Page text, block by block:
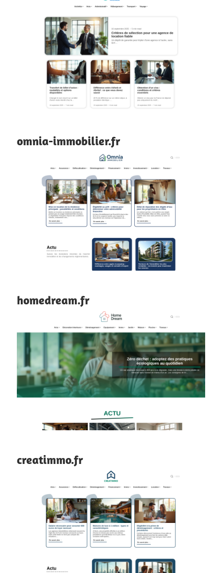
omnia-immobilier.fr
homedream.fr
creatimmo.fr